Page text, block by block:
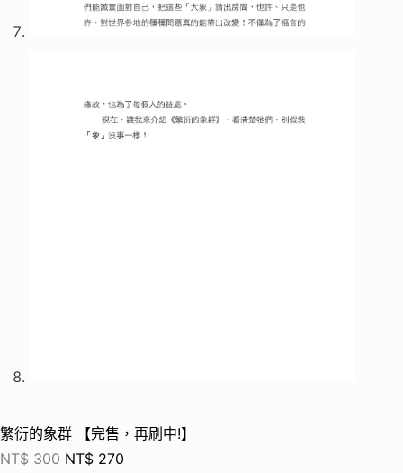
繁衍的象群 【完售，再刷中!】
NT$300 NT$ 270